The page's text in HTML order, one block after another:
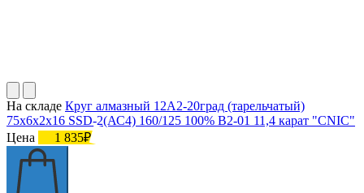
На складе Круг алмазный 12А2-20град (тарельчатый)
75х6х2х16 SSD-2(АС4) 160/125 100% В2-01 11,4 карат "CNIC"
Цена
1 835₽